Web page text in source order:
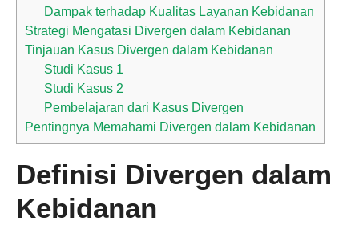
Dampak terhadap Kualitas Layanan Kebidanan
Strategi Mengatasi Divergen dalam Kebidanan
Tinjauan Kasus Divergen dalam Kebidanan
Studi Kasus 1
Studi Kasus 2
Pembelajaran dari Kasus Divergen
Pentingnya Memahami Divergen dalam Kebidanan
Definisi Divergen dalam
Kebidanan